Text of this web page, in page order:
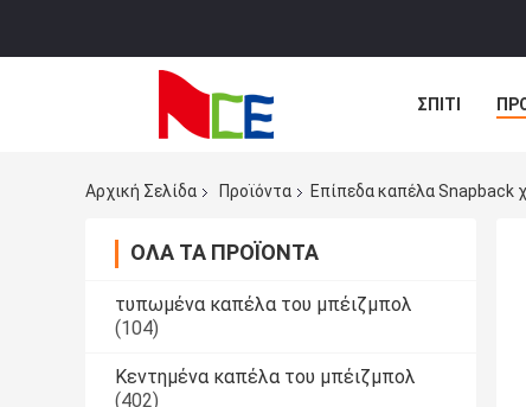
ΣΠΊΤΙ
Αρχική Σελίδα
Προϊόντα Επίπεδα καπέλα Snapback
ΌΛΑ ΤΑ ΠΡΟΪΌΝΤΑ
τυπωμένα καπέλα του μπέιζμπολ
(104)
Κεντημένα καπέλα του μπέιζμπολ
(402)